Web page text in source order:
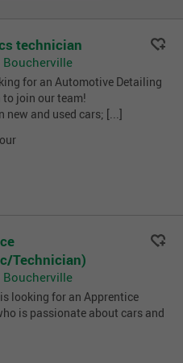
technician
Boucherville
for an Automotive Detailing
to join our team!
new and used cars; [...]
Technician)
Boucherville
looking for an Apprentice
is passionate about cars and